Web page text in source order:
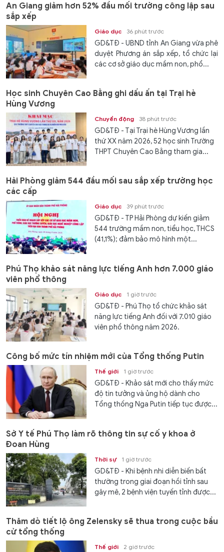
An Giang giảm hơn 52% đầu mối trường công lập sau
sắp xếp
Giáo dục 36 phút trước
GD&TĐ - UBND tỉnh An Giang vừa phê
duyệt Phương án sắp xếp, tổ chức lại
các cơ sở giáo dục mầm non, phổ...
Học sinh Chuyên Cao Bằng ghi dấu ấn tại Trại hè
Hùng Vương
Chuyển động 38 phút trước
GD&TĐ - Tại Trại hè Hùng Vương lần
thứ XX năm 2026, 52 học sinh Trường
THPT Chuyên Cao Bằng tham gia...
Hải Phòng giảm 544 đầu mối sau sắp xếp trường học
các cấp
Giáo dục 39 phút trước
GD&TĐ - TP Hải Phòng dự kiến giảm
544 trường mầm non, tiểu học, THCS
(41,1%); đảm bảo mô hình một...
Phú Thọ khảo sát năng lực tiếng Anh hơn 7.000 giáo
viên phổ thông
Giáo dục 1 giờ trước
GD&TĐ - Phú Thọ tổ chức khảo sát
năng lực tiếng Anh đối với 7.010 giáo
viên phổ thông năm 2026.
Công bố mức tín nhiệm mới của Tổng thống Putin
Thế giới 1 giờ trước
GD&TĐ - Khảo sát mới cho thấy mức
độ tin tưởng và ủng hộ dành cho
Tổng thống Nga Putin tiếp tục được...
Sở Y tế Phú Thọ làm rõ thông tin sự cố y khoa ở
Đoan Hùng
Thời sự 1 giờ trước
GD&TĐ - Khi bệnh nhi diễn biến bất
thường trong giai đoạn hồi tỉnh sau
gây mê, 2 bệnh viện tuyến tỉnh được...
Thăm dò tiết lộ ông Zelensky sẽ thua trong cuộc bầu
cử tổng thống
Thế giới 2 giờ trước